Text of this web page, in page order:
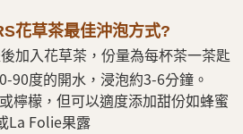
花草茶最佳沖泡方式?
加入花草茶，份量為每杯茶一茶匙
90度的開水，浸泡約3-6分鐘。
檸檬，但可以適度添加甜份如蜂蜜
La Folie果露